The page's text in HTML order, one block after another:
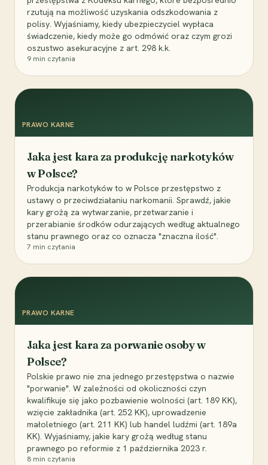
rzutują na możliwość uzyskania odszkodowania z
polisy. Wyjaśniamy, kiedy ubezpieczyciel wypłaca
świadczenie, kiedy może go odmówić oraz czym grozi
oszustwo asekuracyjne z art. 298 k.k.
9 min czytania
PRAWO KARNE
Jaka jest kara za produkcję narkotyków
w Polsce?
Produkcja narkotyków to w Polsce przestępstwo z
ustawy o przeciwdziałaniu narkomanii. Sprawdź, jakie
kary grożą za wytwarzanie, przetwarzanie i
przerabianie środków odurzających według aktualnego
stanu prawnego oraz co oznacza "znaczna ilość".
7 min czytania
PRAWO KARNE
Jaka jest kara za porwanie osoby w
Polsce?
Polskie prawo nie zna jednego przestępstwa o nazwie
"porwanie". W zależności od okoliczności czyn
kwalifikuje się jako pozbawienie wolności (art. 189 KK),
wzięcie zakładnika (art. 252 KK), uprowadzenie
małoletniego (art. 211 KK) lub handel ludźmi (art. 189a
KK). Wyjaśniamy, jakie kary grożą według stanu
prawnego po reformie z 1 października 2023 r.
8 min czytania